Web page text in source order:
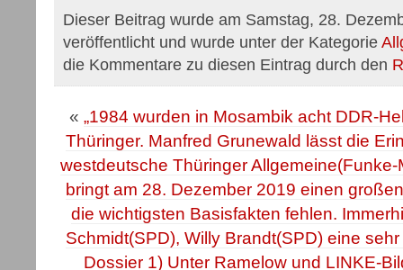
Dieser Beitrag wurde am Samstag, 28.
veröffentlicht und wurde unter der Kategorie
die Kommentare zu diesen Eintrag durch den
« „1984 wurden in Mosambik acht DDR-
Thüringer. Manfred Grunewald lässt die
westdeutsche Thüringer
bringt am 28. Dezember 2019 einen
die wichtigsten Basisfakten fehlen.
Schmidt(SPD), Willy Brandt(SPD) eine
Dossier 1) Unter Ramelow und LINKE-